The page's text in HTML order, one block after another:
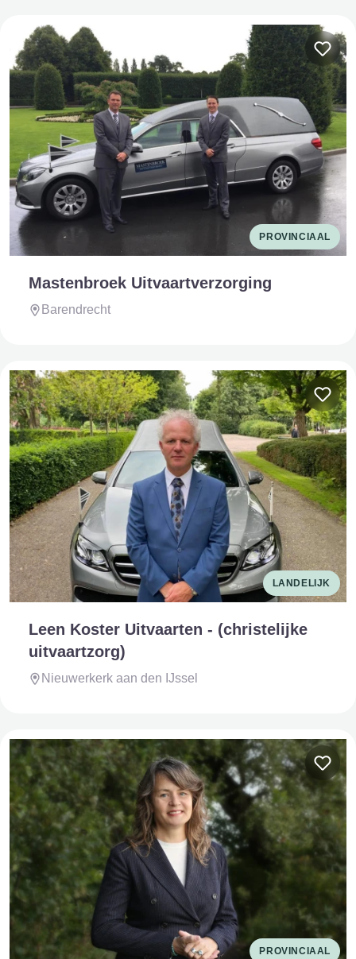
PROVINCIAAL
Mastenbroek Uitvaartverzorging
Barendrecht
LANDELIJK
Leen Koster Uitvaarten - (christelijke
uitvaartzorg)
Nieuwerkerk aan den IJssel
PROVINCIAAL